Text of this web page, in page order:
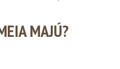
MAJÚ?